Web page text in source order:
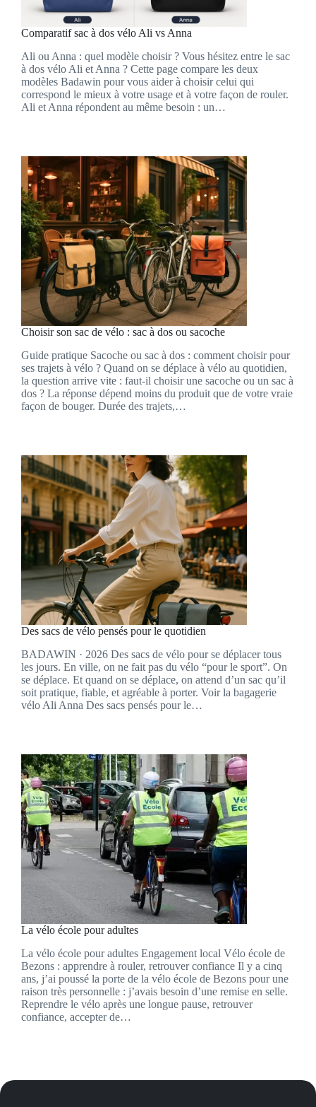
Comparatif sac à dos vélo Ali vs Anna
Ali ou Anna : quel modèle choisir ? Vous hésitez entre le sac
à dos vélo Ali et Anna ? Cette page compare les deux
modèles Badawin pour vous aider à choisir celui qui
correspond le mieux à votre usage et à votre façon de rouler.
Ali et Anna répondent au même besoin : un…
Choisir son sac de vélo : sac à dos ou sacoche
Guide pratique Sacoche ou sac à dos : comment choisir pour
ses trajets à vélo ? Quand on se déplace à vélo au quotidien,
la question arrive vite : faut-il choisir une sacoche ou un sac à
dos ? La réponse dépend moins du produit que de votre vraie
façon de bouger. Durée des trajets,…
Des sacs de vélo pensés pour le quotidien
BADAWIN · 2026 Des sacs de vélo pour se déplacer tous
les jours. En ville, on ne fait pas du vélo “pour le sport”. On
se déplace. Et quand on se déplace, on attend d’un sac qu’il
soit pratique, fiable, et agréable à porter. Voir la bagagerie
vélo Ali Anna Des sacs pensés pour le…
La vélo école pour adultes
La vélo école pour adultes Engagement local Vélo école de
Bezons : apprendre à rouler, retrouver confiance Il y a cinq
ans, j’ai poussé la porte de la vélo école de Bezons pour une
raison très personnelle : j’avais besoin d’une remise en selle.
Reprendre le vélo après une longue pause, retrouver
confiance, accepter de…